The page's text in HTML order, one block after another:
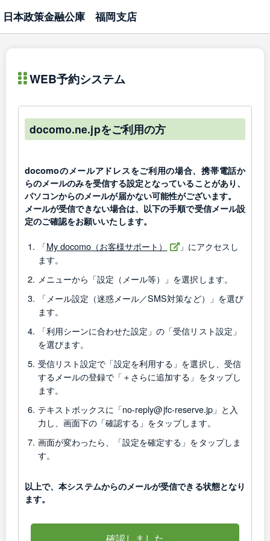
日本政策金融公庫 福岡支店
WEB予約システム
docomo.ne.jpをご利用の方
docomoのメールアドレスをご利用の場合、携帯電話か
らのメールのみを受信する設定となっていることがあり、
パソコンからのメールが届かない可能性がございます。
メールが受信できない場合は、以下の手順で受信メール設
定のご確認をお願いいたします。
「My docomo（お客様サポート）
」にアクセスし
ます。
メニューから「設定（メール等）」を選択します。
「メール設定（迷惑メール／SMS対策など）」を選び
ます。
「利用シーンに合わせた設定」の「受信リスト設定」
を選びます。
受信リスト設定で「設定を利用する」を選択し、受信
するメールの登録で「＋さらに追加する」をタップし
ます。
テキストボックスに「no-reply@jfc-reserve.jp」と入
力し、画面下の「確認する」をタップします。
画面が変わったら、「設定を確定する」をタップしま
す。
以上で、本システムからのメールが受信できる状態となり
ます。